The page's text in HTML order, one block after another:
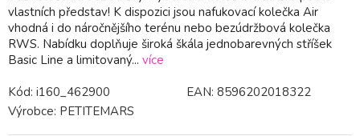
vlastních představ! K dispozici jsou nafukovací kolečka Air
vhodná i do náročnějšího terénu nebo bezúdržbová kolečka
RWS. Nabídku doplňuje široká škála jednobarevných stříšek
Basic Line a limitovaný... více
Kód: i160_462900 EAN: 8596202018322
Výrobce: PETITEMARS